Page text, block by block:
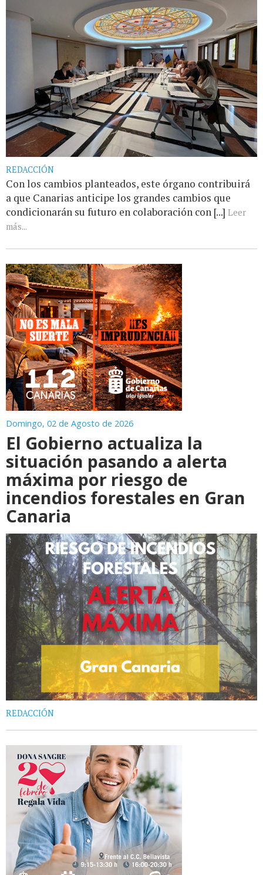
REDACCIÓN
Con los cambios planteados, este órgano contribuirá
a que Canarias anticipe los grandes cambios que
condicionarán su futuro en colaboración con [...] Leer
más...
Domingo, 02 de Agosto de 2026
El Gobierno actualiza la
situación pasando a alerta
máxima por riesgo de
incendios forestales en Gran
Canaria
REDACCIÓN